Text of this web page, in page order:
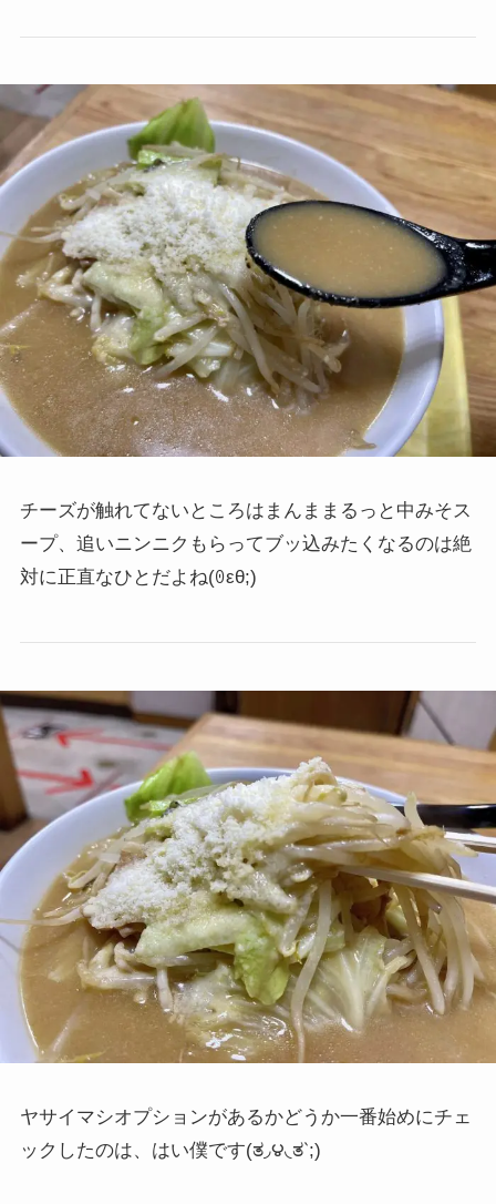
チーズが触れてないところはまんままるっと中みそス
ープ、追いニンニクもらってブッ込みたくなるのは絶
対に正直なひとだよね(ꏿεθ;)
ヤサイマシオプションがあるかどうか一番始めにチェ
ックしたのは、はい僕です(ತ◞౪◟ತ‵;)